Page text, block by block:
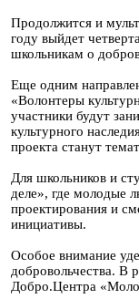
Продолжится и
году выйдет
школьникам о
Еще одним
«Волонтеры
участники будут
культурного
проекта станут
Для школьников и
деле», где молодые
проектирования и
инициативы.
Особое внимание
добровольчества. В
Добро.Центра